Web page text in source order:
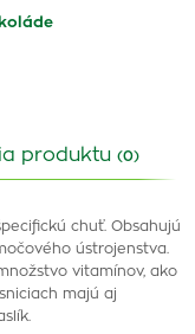
produktu (0)
chuť. Obsahujú
ústrojenstva.
vitamínov, ako
majú aj